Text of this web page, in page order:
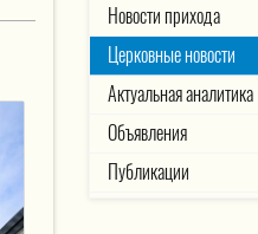
Новости прихода
Церковные новости
Актуальная аналитика
Объявления
Публикации